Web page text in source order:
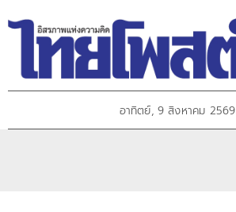
อาทิตย์, 9 สิงหาคม 2569